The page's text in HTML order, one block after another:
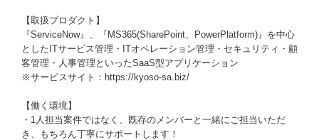
【取扱プロダクト】
『ServiceNow』、『MS365(SharePoint、PowerPlatform)』を中心
としたITサービス管理・ITオペレーション管理・セキュリティ・顧
客管理・人事管理といったSaaS型アプリケーション
※サービスサイト：https://kyoso-sa.biz/
【働く環境】
・1人担当案件ではなく、既存のメンバーと一緒にご担当いただ
き、もちろん丁寧にサポートします！